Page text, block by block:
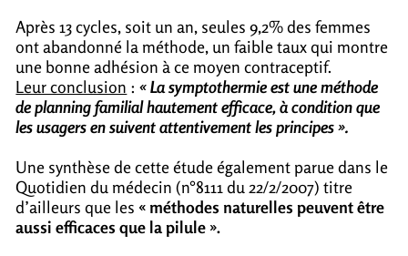
Après 13 cycles, soit un an, seules 9,2% des femmes
ont abandonné la méthode, un faible taux qui montre
une bonne adhésion à ce moyen contraceptif.
Leur conclusion :« La symptothermie est une méthode
de planning familial hautement efficace, à condition que
les usagers en suivent attentivement les principes ».
Une synthèse de cette étude également parue dans le
Quotidien du médecin (n°8111 du 22/2/2007) titre
d’ailleurs que les « méthodes naturelles peuvent être
aussi efficaces que la pilule ».